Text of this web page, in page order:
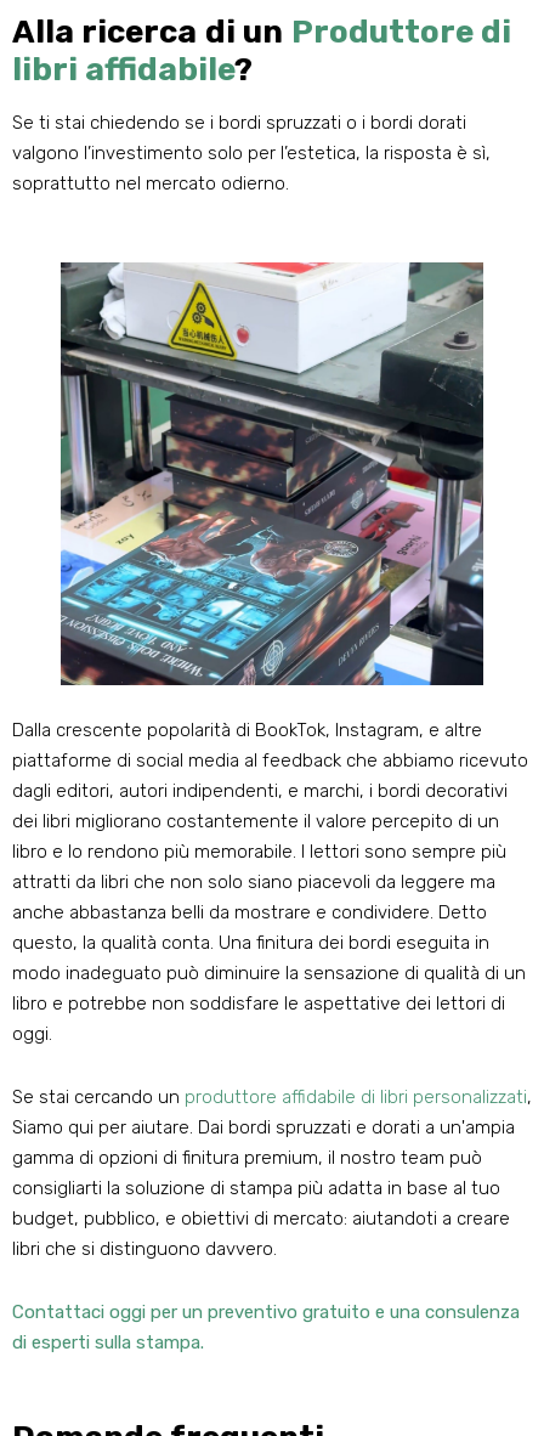
Alla ricerca di un Produttore di
libri affidabile?
Se ti stai chiedendo se i bordi spruzzati o i bordi dorati
valgono l’investimento solo per l’estetica, la risposta è sì,
soprattutto nel mercato odierno.
Dalla crescente popolarità di BookTok, Instagram, e altre
piattaforme di social media al feedback che abbiamo ricevuto
dagli editori, autori indipendenti, e marchi, i bordi decorativi
dei libri migliorano costantemente il valore percepito di un
libro e lo rendono più memorabile. I lettori sono sempre più
attratti da libri che non solo siano piacevoli da leggere ma
anche abbastanza belli da mostrare e condividere. Detto
questo, la qualità conta. Una finitura dei bordi eseguita in
modo inadeguato può diminuire la sensazione di qualità di un
libro e potrebbe non soddisfare le aspettative dei lettori di
oggi.
Se stai cercando un produttore affidabile di libri personalizzati,
Siamo qui per aiutare. Dai bordi spruzzati e dorati a un'ampia
gamma di opzioni di finitura premium, il nostro team può
consigliarti la soluzione di stampa più adatta in base al tuo
budget, pubblico, e obiettivi di mercato: aiutandoti a creare
libri che si distinguono davvero.
Contattaci oggi per un preventivo gratuito e una consulenza
di esperti sulla stampa.